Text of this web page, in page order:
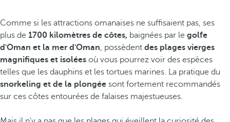
Comme si les attractions omanaises ne suffisaient pas, ses
plus de 1700 kilomètres de côtes, baignées par le golfe
d'Oman et la mer d'Oman, possèdent des plages vierges
magnifiques et isolées où vous pourrez voir des espèces
telles que les dauphins et les tortues marines. La pratique du
snorkeling et de la plongée sont fortement recommandés
sur ces côtes entourées de falaises majestueuses.